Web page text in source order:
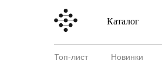
Каталог
Каталог
Новинки
Топ-лист